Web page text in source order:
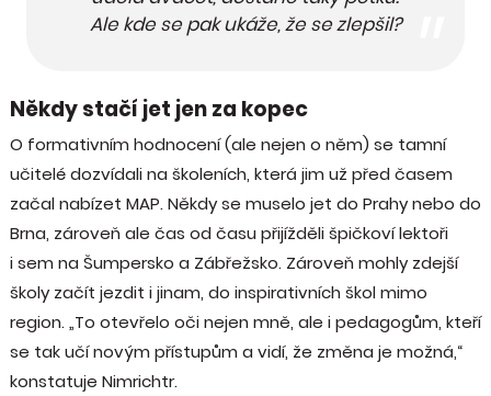
Ale kde se pak ukáže, že se zlepšil?
Někdy stačí jet jen za kopec
O formativním hodnocení (ale nejen o něm) se tamní
učitelé dozvídali na školeních, která jim už před časem
začal nabízet MAP. Někdy se muselo jet do Prahy nebo do
Brna, zároveň ale čas od času přijížděli špičkoví lektoři
i sem na Šumpersko a Zábřežsko. Zároveň mohly zdejší
školy začít jezdit i jinam, do inspirativních škol mimo
region. „To otevřelo oči nejen mně, ale i pedagogům, kteří
se tak učí novým přístupům a vidí, že změna je možná,“
konstatuje Nimrichtr.